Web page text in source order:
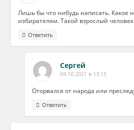
Лишь бы что нибудь написать. Какое
избирателям. Такой взрослый
Ответить
Сергей
04.10.2021 в 13:15
Оторвался от народа или
Ответить